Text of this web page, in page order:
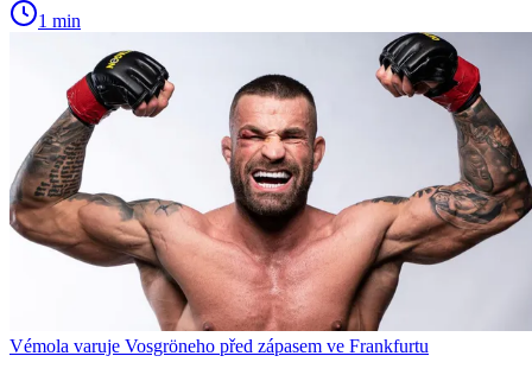
1 min
Vémola varuje Vosgröneho před zápasem ve Frankfurtu